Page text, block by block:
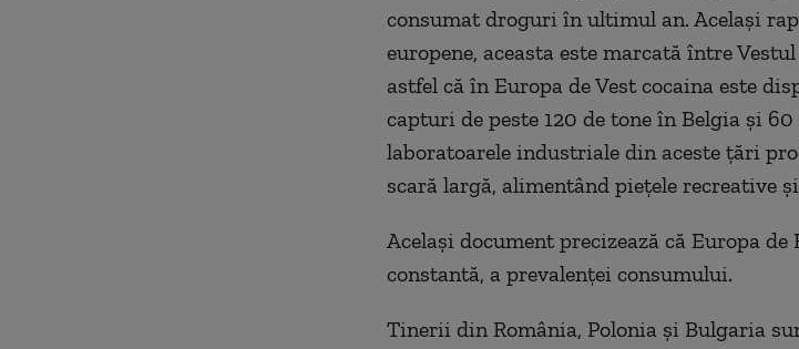
consumat droguri în ultimul an. Acelaşi
europene, aceasta este marcată între
astfel că în Europa de Vest cocaina este
capturi de peste 120 de tone în Belgia şi
laboratoarele industriale din aceste ţări
scară largă, alimentând pieţele recreative
Acelaşi document precizează că Europa
constantă, a prevalenţei consumului.
Tinerii din România, Polonia şi Bulgaria